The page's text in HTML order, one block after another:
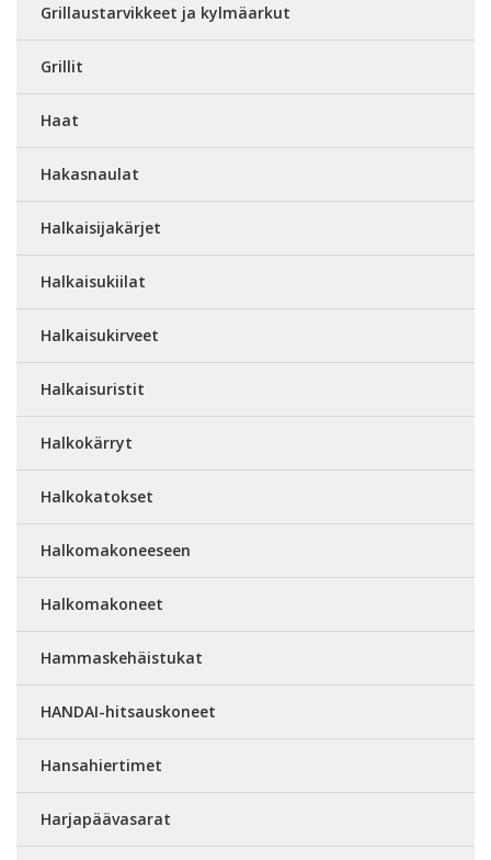
Grillaustarvikkeet ja kylmäarkut
Grillit
Haat
Hakasnaulat
Halkaisijakärjet
Halkaisukiilat
Halkaisukirveet
Halkaisuristit
Halkokärryt
Halkokatokset
Halkomakoneeseen
Halkomakoneet
Hammaskehäistukat
HANDAI-hitsauskoneet
Hansahiertimet
Harjapäävasarat